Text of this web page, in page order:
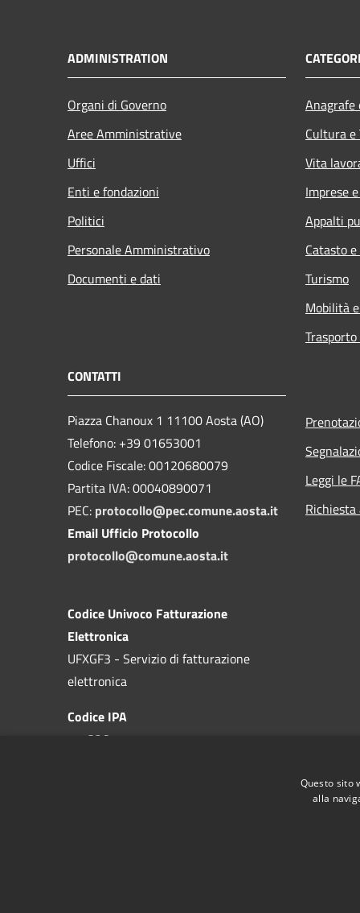
ADMINISTRATION
Organi di Governo
Aree Amministrative
Uffici
Enti e fondazioni
Politici
Personale Amministrativo
Documenti e dati
Cultura e
Vita
Imprese
Appalti
Catasto
Turismo
Mobilità
CONTATTI
Piazza Chanoux 1 11100 Aosta (AO)
Telefono: +39 01653001
Codice Fiscale: 00120680079
Partita IVA: 00040890071
PEC: protocollo@pec.comune.aosta.it
Email Ufficio Protocollo
protocollo@comune.aosta.it
Codice Univoco Fatturazione
Elettronica
UFXGF3 - Servizio di fatturazione
elettronica
Codice IPA
c_a326
Leggi le
Questo sito
alla